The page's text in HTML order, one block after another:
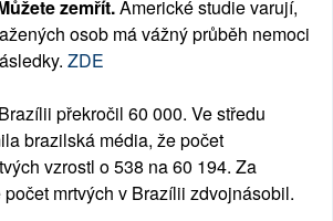
zemřít.Americké studie varují,
osob má vážný průběh nemoci
ZDE
překročil 60 000. Ve středu
brazilská média, že počet
vzrostl o 538 na 60 194. Za
mrtvých v Brazílii zdvojnásobil.